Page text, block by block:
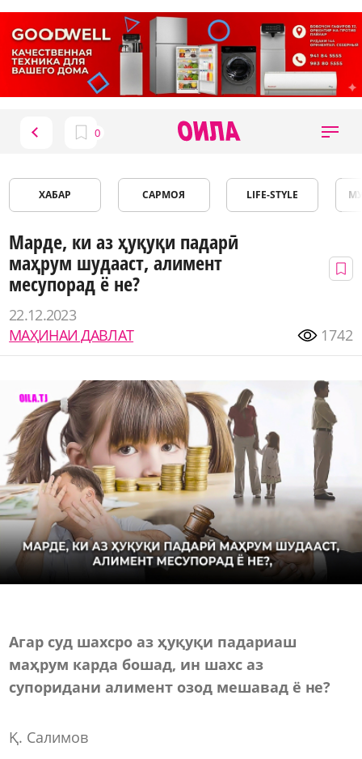
ХАБАР САРМОЯ LIFE-STYLE
Марде, ки аз ҳуқуқи падарӣ
маҳрум шудааст, алимент
месупорад ё не?
22.12.2023
МАҲИНАИ ДАВЛАТ
1742
Агар суд шахсро аз ҳуқуқи падариаш
маҳрум карда бошад, ин шахс аз
супоридани алимент озод мешавад ё не?
Қ. Салимов